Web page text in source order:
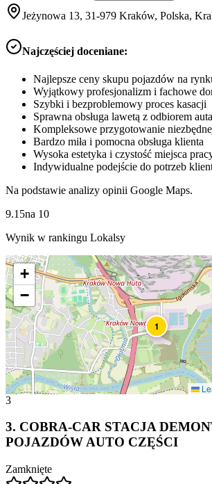
Jeżynowa 13, 31-979 Kraków, Polska,
Najczęściej doceniane:
Najlepsze ceny skupu pojazdów na
Wyjątkowy profesjonalizm i fachowe
Szybki i bezproblemowy proces kasacji
Sprawna obsługa lawetą z odbiorem auta
Kompleksowe przygotowanie
Bardzo miła i pomocna obsługa klienta
Wysoka estetyka i czystość miejsca
Indywidualne podejście do potrzeb
Na podstawie analizy opinii Google Maps.
9.15na 10
Wynik w rankingu Lokalsy
1
+
−
3
3. COBRA-CAR STACJA
POJAZDÓW AUTO CZĘŚCI
Zamknięte